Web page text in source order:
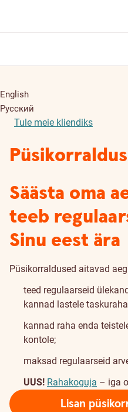
English
Русский
Tule meie kliendiks
Püsikorraldus
Säästa oma
teeb
Sinu eest ära
Püsikorraldused aitavad
teed regulaarseid
kannad lastele
kannad raha enda
kontole;
maksad regulaarseid
UUS! Rahakoguja – iga
Lisan